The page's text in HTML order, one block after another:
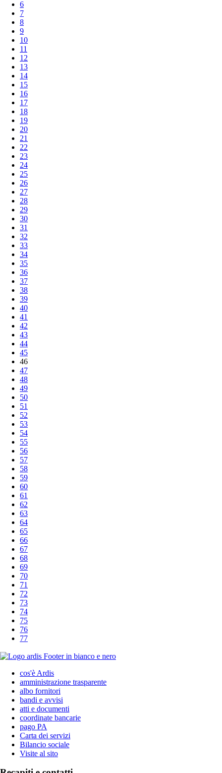
6
7
8
9
10
11
12
13
14
15
16
17
18
19
20
21
22
23
24
25
26
27
28
29
30
31
32
33
34
35
36
37
38
39
40
41
42
43
44
45
46
47
48
49
50
51
52
53
54
55
56
57
58
59
60
61
62
63
64
65
66
67
68
69
70
71
72
73
74
75
76
77
cos'è Ardis
amministrazione trasparente
albo fornitori
bandi e avvisi
atti e documenti
coordinate bancarie
pago PA
Carta dei servizi
Bilancio sociale
Visite al sito